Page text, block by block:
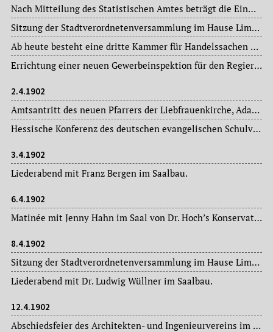
Nach Mitteilung des Statistischen Amtes beträgt die Einwohnerzahl für den Stadtkreis Frankfurt am Main rund 297.800 Personen.
Sitzung der Stadtverordnetenversammlung im Hause Limpurg: Magistratsvorlagen, Ausschussberichte.
Ab heute besteht eine dritte Kammer für Handelssachen beim Frankfurter Landgericht. Die Anzahl der zu ernennenden Handelsrichter und Stellvertreter wird für die Kammern in der Mainstadt auf jeweils zwölf Juristen erhöht.
Errichtung einer neuen Gewerbeinspektion für den Regierungsbezirk Wiesbaden mit dem Amtssitz in Frankfurt am Main unter der Bezeichnung „Gewerbeinspektion Frankfurt am Main II“. Die bisherige Inspektion führt künftig die Bezeichnung „Gewerbeinspektion Frankfurt am Main I“.
2.4.1902
Amtsantritt des neuen Pfarrers der Liebfrauenkirche, Adam Wolf (Diez a.d. Lahn).
Hessische Konferenz des deutschen evangelischen Schulvereins in der „Stadt Ulm“, Schäfergasse.
3.4.1902
Liederabend mit Franz Bergen im Saalbau.
6.4.1902
Matinée mit Jenny Hahn im Saal von Dr. Hoch’s Konservatorium.
8.4.1902
Sitzung der Stadtverordnetenversammlung im Hause Limpurg: Magistratsvorlagen, Ausschussberichte.
Liederabend mit Dr. Ludwig Wüllner im Saalbau.
12.4.1902
Abschiedsfeier des Architekten- und Ingenieurvereins im Zoologischen Garten für den Architekten und Glasmaler Albert Lüthi (1858-1903), seit 1883 selbständiger Architekt in Frankfurt am Main, von 1884 bis 1895 Lehrer an der Kunstgewerbeschule (u.a. für Glasmalerei). Er wechselt als Direktor der Kunstgewerbeschule nach Zürich. Werke u.a.: Glasmalereien in der Villa Hallgarten (Dornröschenfenster, 1898).